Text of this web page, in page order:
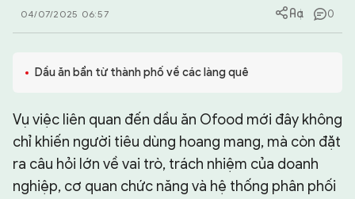
HỒ SƠ INTERPOL
CHUYÊN TRANG
04/07/2025 06:57 0
Dầu ăn bẩn từ thành phố về các làng quê
Vụ việc liên quan đến dầu ăn Ofood mới đây không
chỉ khiến người tiêu dùng hoang mang, mà còn đặt
ra câu hỏi lớn về vai trò, trách nhiệm của doanh
nghiệp, cơ quan chức năng và hệ thống phân phối